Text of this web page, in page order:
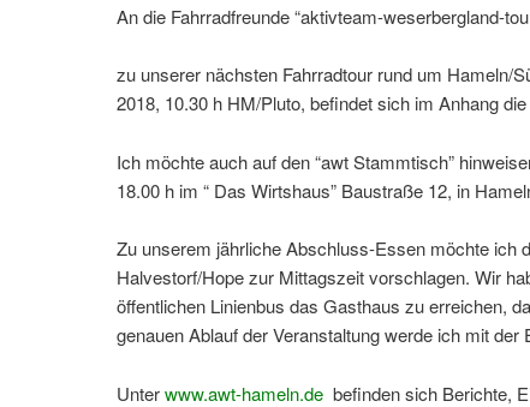
An die Fahrradfreunde “aktivteam-weserbergland-
zu unserer nächsten Fahrradtour rund um Hameln/
2018, 10.30 h HM/Pluto, befindet sich im Anhang
Ich möchte auch auf den “awt Stammtisch”
18.00 h im “ Das Wirtshaus” Baustraße 12, in
Zu unserem jährliche Abschluss-Essen möchte ich
Halvestorf/Hope zur Mittagszeit vorschlagen. Wir
öffentlichen Linienbus das Gasthaus zu erreichen,
genauen Ablauf der Veranstaltung werde ich mit der
Unterwww.awt-hameln.debefinden sich Berichte,